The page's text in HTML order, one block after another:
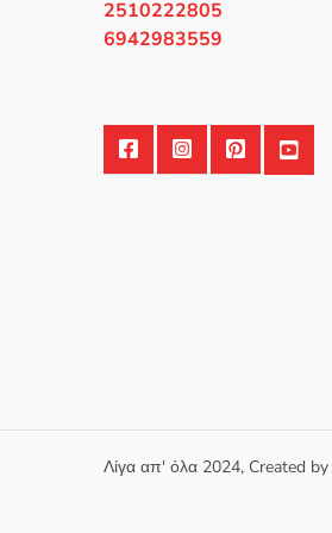
2510222805
6942983559
Λίγα απ' όλα 2024, Created by